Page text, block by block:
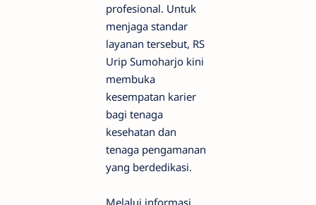
profesional. Untuk
menjaga standar
layanan tersebut, RS
Urip Sumoharjo kini
membuka
kesempatan karier
bagi tenaga
kesehatan dan
tenaga pengamanan
yang berdedikasi.
Melalui informasi